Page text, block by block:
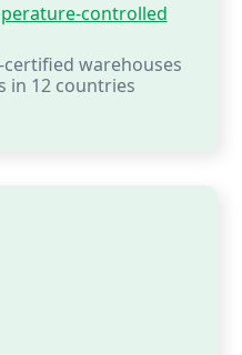
controlled
warehouses
in 12 countries